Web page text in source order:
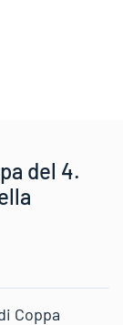
del 4.
Coppa